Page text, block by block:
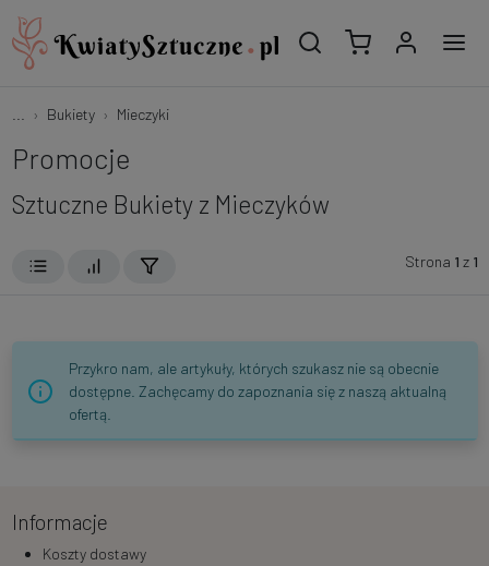
Bukiety Mieczyki
Promocje
Sztuczne Bukiety z Mieczyków
Strona 1 z 1
Przykro nam, ale artykuły, których szukasz nie są obecnie
dostępne. Zachęcamy do zapoznania się z naszą aktualną
ofertą.
Informacje
Koszty dostawy